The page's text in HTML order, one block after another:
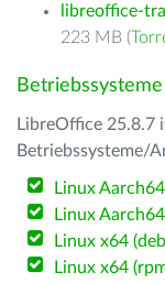
libreoffice-
223 MB (
Betriebssysteme
LibreOffice 25.8.7
Betriebssysteme/
Linux
Linux
Linux x64
Linux x64